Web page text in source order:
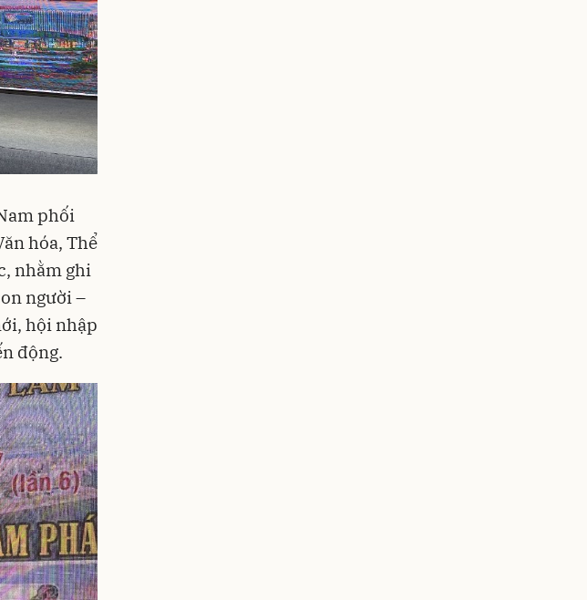
phối
hóa, Thể
nhằm ghi
người –
hội nhập
động.